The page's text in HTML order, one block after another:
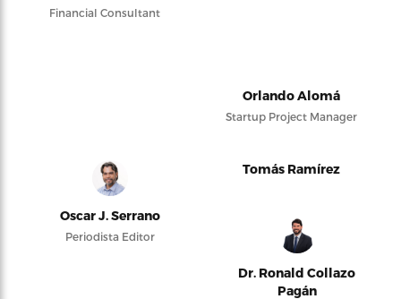
Financial Consultant
Orlando Alomá
Startup Project Manager
Oscar J. Serrano
Periodista Editor
Tomás Ramírez
Dr. Ronald Collazo
Pagán